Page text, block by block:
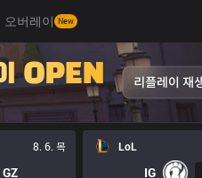
오버레이 New
8. 6. 목
GZ
LoL
IG